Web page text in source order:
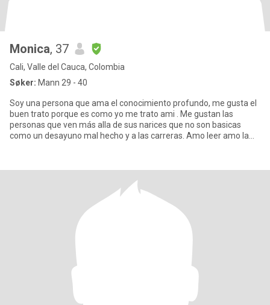
Monica, 37
Cali, Valle del Cauca, Colombia
Søker: Mann 29 - 40
Soy una persona que ama el conocimiento profundo, me gusta el
buen trato porque es como yo me trato ami . Me gustan las
personas que ven más alla de sus narices que no son basicas
como un desayuno mal hecho y a las carreras. Amo leer amo la